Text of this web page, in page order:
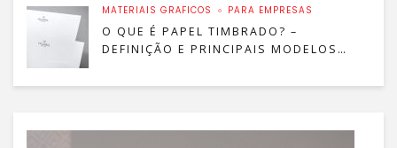
MATERIAIS GRÁFICOS PARA EMPRESAS
O QUE É PAPEL TIMBRADO? –
DEFINIÇÃO E PRINCIPAIS MODELOS